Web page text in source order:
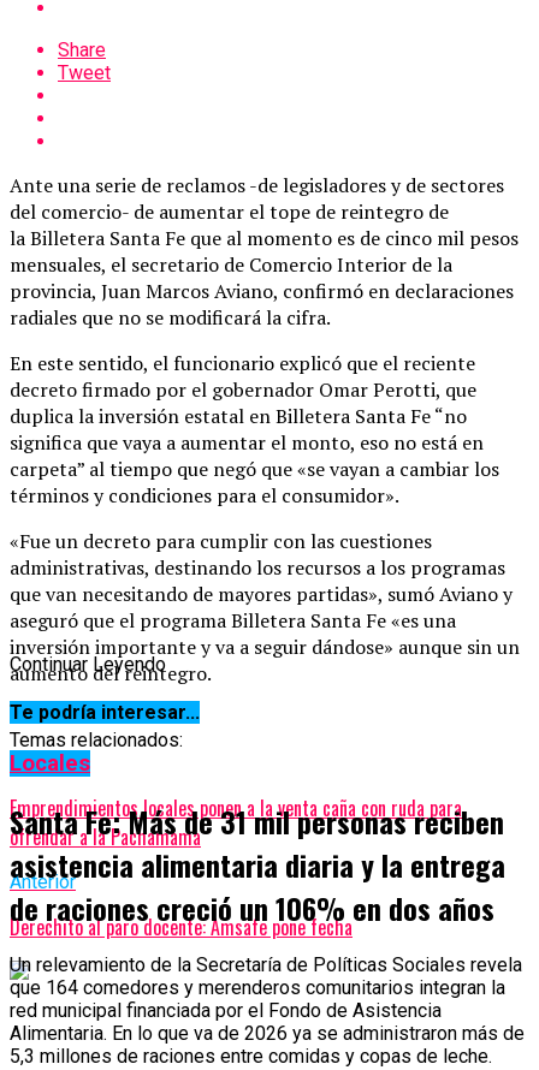
Share
Tweet
Ante una serie de reclamos -de legisladores y de sectores
del comercio- de aumentar el tope de reintegro de
la Billetera Santa Fe que al momento es de cinco mil pesos
mensuales, el secretario de Comercio Interior de la
provincia, Juan Marcos Aviano, confirmó en declaraciones
radiales que no se modificará la cifra.
En este sentido, el funcionario explicó que el reciente
decreto firmado por el gobernador Omar Perotti, que
duplica la inversión estatal en Billetera Santa Fe “no
significa que vaya a aumentar el monto, eso no está en
carpeta” al tiempo que negó que «se vayan a cambiar los
términos y condiciones para el consumidor».
«Fue un decreto para cumplir con las cuestiones
administrativas, destinando los recursos a los programas
que van necesitando de mayores partidas», sumó Aviano y
aseguró que el programa Billetera Santa Fe «es una
inversión importante y va a seguir dándose» aunque sin un
aumento del reintegro.
Temas relacionados:
Siguente
Emprendimientos locales ponen a la venta caña con ruda para
ofrendar a la Pachamama
Anterior
Derechito al paro docente: Amsafe pone fecha
Continuar Leyendo
Te podría interesar...
Locales
Santa Fe: Más de 31 mil personas reciben
asistencia alimentaria diaria y la entrega
de raciones creció un 106% en dos años
Un relevamiento de la Secretaría de Políticas Sociales revela
que 164 comedores y merenderos comunitarios integran la
red municipal financiada por el Fondo de Asistencia
Alimentaria. En lo que va de 2026 ya se administraron más de
5,3 millones de raciones entre comidas y copas de leche.